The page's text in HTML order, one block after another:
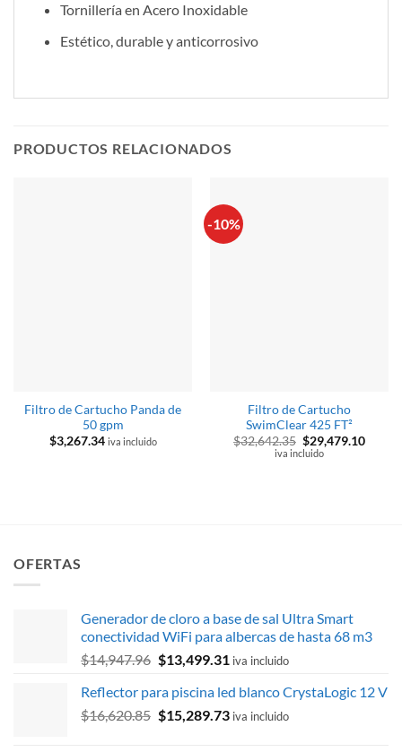
Tornillería en Acero Inoxidable
Estético, durable y anticorrosivo
PRODUCTOS RELACIONADOS
Filtro de Cartucho Panda de
50 gpm
$3,267.34 iva incluido
-10%
Filtro de Cartucho
SwimClear 425 FT²
$32,642.35 El
precio
$29,479.10El
iva incluido
OFERTAS
Generador de cloro a base de sal Ultra Smart
conectividad WiFi para albercas de hasta 68 m3
$14,947.96 El
original
era:
$13,499.31 El
actual
es:
iva incluido
Reflector para piscina led blanco CrystaLogic 12 V
$16,620.85 El
$15,289.73Eliva incluido